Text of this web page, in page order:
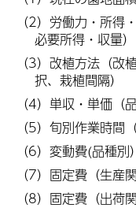
（2）労働力・所得
必要所得・収量）
（3）改植方法（改
択、栽植間隔）
（4）単収・単価（
（5）旬別作業時間
（6）変動費(品種別）
（7）固定費（生産関
（8）固定費（出荷関